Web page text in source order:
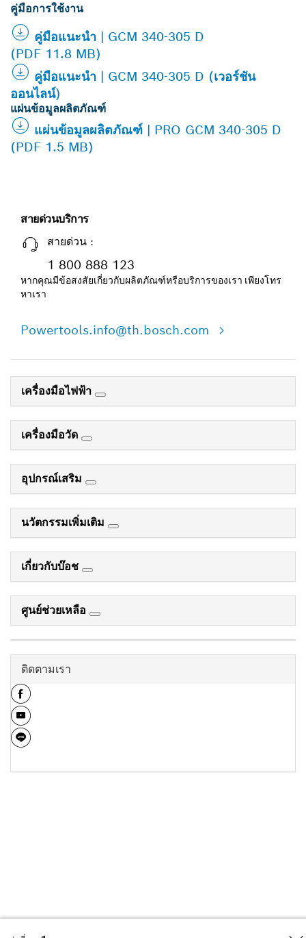
คู่มือการใช้งาน
คู่มือแนะนำ | GCM 340-305 D
(PDF 11.8 MB)
คู่มือแนะนำ | GCM 340-305 D (เวอร์ชัน
ออนไลน์)
แผ่นข้อมูลผลิตภัณฑ์
แผ่นข้อมูลผลิตภัณฑ์ | PRO GCM 340-305 D
(PDF 1.5 MB)
สายด่วนบริการ
สายด่วน :
1 800 888 123
หากคุณมีข้อสงสัยเกี่ยวกับผลิตภัณฑ์หรือบริการของเรา เพียงโทร
หาเรา
Powertools.info@th.bosch.com
เครื่องมือไฟฟ้า
เครื่องมือวัด
อุปกรณ์เสริม
นวัตกรรมเพิ่มเติม
เกี่ยวกับบ๊อช
ศูนย์ช่วยเหลือ
ติดตามเรา